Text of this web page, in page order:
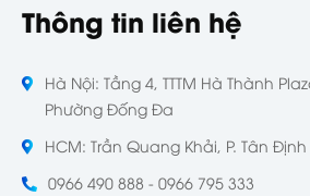
Thông tin liên hệ
Hà Nội: Tầng 4, TTTM Hà Thành
Phường Đống Đa
HCM: Trần Quang Khải, P. Tân Định
0966 490 888 - 0966 795 333